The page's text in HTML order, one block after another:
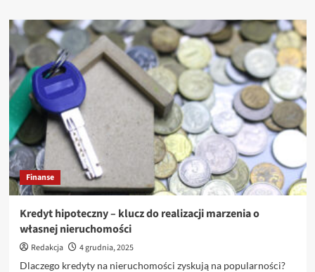
o
Lekarz
online
–
wygoda
bezpieczeństwo
Finanse
Kredyt hipoteczny – klucz do realizacji marzenia o
własnej nieruchomości
Redakcja
4 grudnia, 2025
Dlaczego kredyty na nieruchomości zyskują na popularności?